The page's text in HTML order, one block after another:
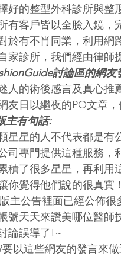
好的整型外科診所與
有客戶皆以全臉入鏡
於有不肖同業，利用
家診所，我們經由律師
討論區的網友
人的術後感言及真心推
友日以繼夜的PO文章
主有句話:
星星的人不代表都是有
司專門提供這種服務
積了很多星星，再利
你覺得他們說的很真實
主公告裡面已經公佈
號天天來讚美哪位醫
論誤導了!~
以這些網友的發言來